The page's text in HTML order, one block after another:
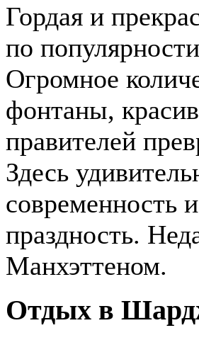
Гордая и
по
Огромное
фонтаны,
правителей
Здесь
современность
праздность.
Манхэттеном.
Отдых в